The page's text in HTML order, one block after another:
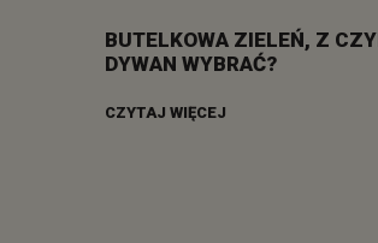
BUTELKOWA ZIELEŃ, Z
DYWAN WYBRAĆ?
CZYTAJ WIĘCEJ